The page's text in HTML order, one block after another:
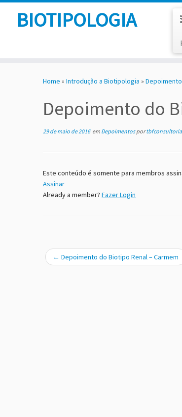
BIOTIPOLOGIA
Home » Introdução a Biotipologia »
Depoimento do
29 de maio de 2016em Depoimentosportbfconsultoria
Este conteúdo é somente para membros
Assinar
Already a member? Fazer Login
← Depoimento do Biotipo Renal – Carmem